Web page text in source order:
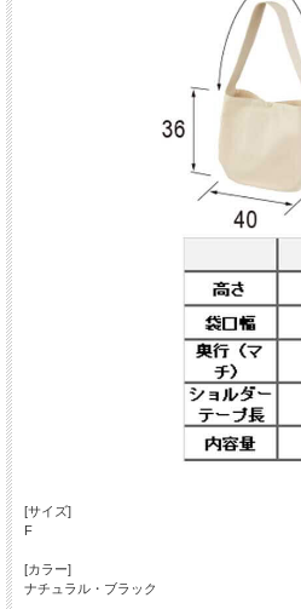
[サイズ]
F
[カラー]
ナチュラル・ブラック